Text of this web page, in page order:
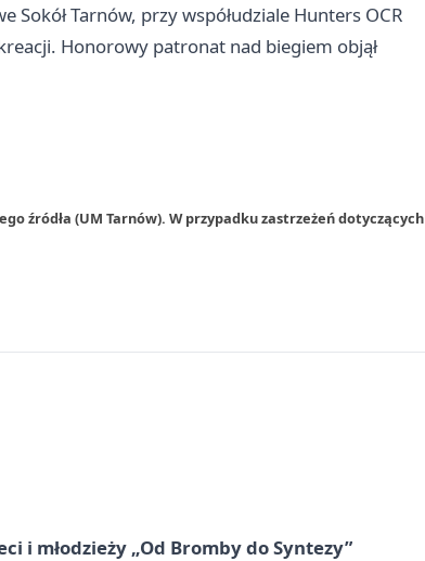
Tarnów, przy współudziale Hunters OCR
Honorowy patronat nad biegiem objął
źródła (UM Tarnów). W przypadku zastrzeżeń dotyczących
i młodzieży „Od Bromby do Syntezy”